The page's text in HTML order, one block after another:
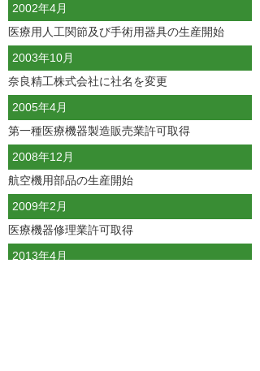
2002年4月
医療用人工関節及び手術用器具の生産開始
2003年10月
奈良精工株式会社に社名を変更
2005年4月
第一種医療機器製造販売業許可取得
2008年12月
航空機用部品の生産開始
2009年2月
医療機器修理業許可取得
2013年4月